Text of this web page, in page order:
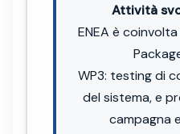
Attività
ENEA è
WP3: testing di
del sistema, e
campagna